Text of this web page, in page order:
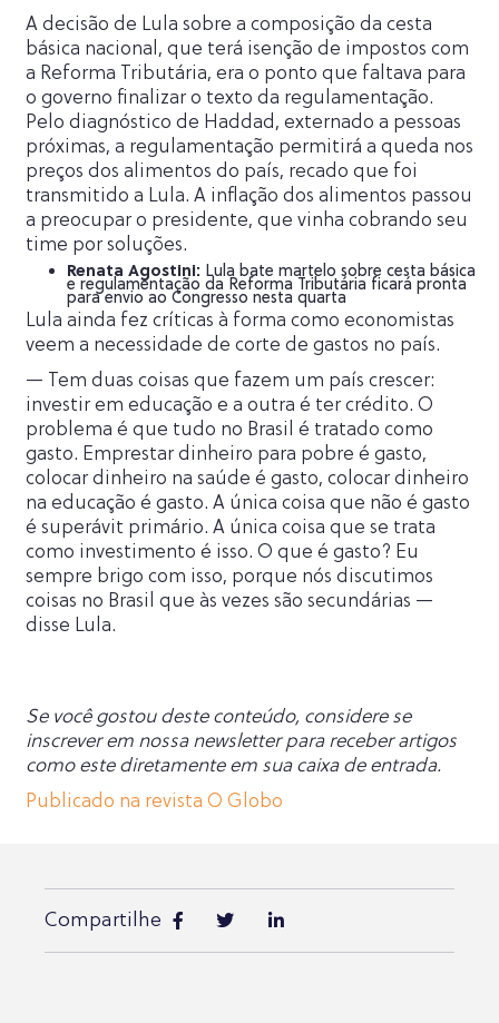
A decisão de Lula sobre a composição da cesta
básica nacional, que terá isenção de impostos com
a Reforma Tributária, era o ponto que faltava para
o governo finalizar o texto da regulamentação.
Pelo diagnóstico de Haddad, externado a pessoas
próximas, a regulamentação permitirá a queda nos
preços dos alimentos do país, recado que foi
transmitido a Lula. A inflação dos alimentos passou
a preocupar o presidente, que vinha cobrando seu
time por soluções.
Renata Agostini: Lula bate martelo sobre cesta básica
e regulamentação da Reforma Tributária ficará pronta
para envio ao Congresso nesta quarta
Lula ainda fez críticas à forma como economistas
veem a necessidade de corte de gastos no país.
— Tem duas coisas que fazem um país crescer:
investir em educação e a outra é ter crédito. O
problema é que tudo no Brasil é tratado como
gasto. Emprestar dinheiro para pobre é gasto,
colocar dinheiro na saúde é gasto, colocar dinheiro
na educação é gasto. A única coisa que não é gasto
é superávit primário. A única coisa que se trata
como investimento é isso. O que é gasto? Eu
sempre brigo com isso, porque nós discutimos
coisas no Brasil que às vezes são secundárias —
disse Lula.
Se você gostou deste conteúdo, considere se
inscrever em nossa newsletter para receber artigos
como este diretamente em sua caixa de entrada.
Publicado na revista O Globo
Compartilhe